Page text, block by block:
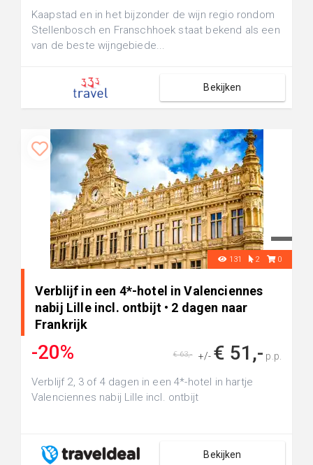
Kaapstad en in het bijzonder de wijn regio rondom
Stellenbosch en Franschhoek staat bekend als een
van de beste wijngebiede...
Bekijken
131 2 0
Verblijf in een 4*-hotel in Valenciennes
nabij Lille incl. ontbijt • 2 dagen naar
Frankrijk
-20% +/- € 51,- p.p.
€ 63,-
Verblijf 2, 3 of 4 dagen in een 4*-hotel in hartje
Valenciennes nabij Lille incl. ontbijt
Bekijken